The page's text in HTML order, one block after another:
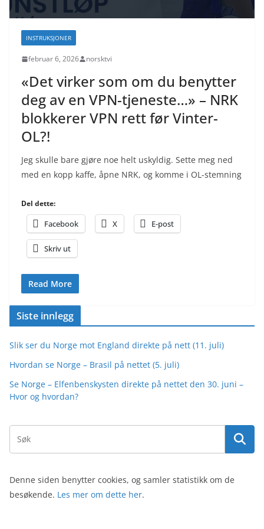
INSTRUKSJONER
februar 6, 2026 norsktvi
«Det virker som om du benytter
deg av en VPN-tjeneste…» – NRK
blokkerer VPN rett før Vinter-
OL?!
Jeg skulle bare gjøre noe helt uskyldig. Sette meg ned
med en kopp kaffe, åpne NRK, og komme i OL-stemning
Del dette:
Facebook X E-post
Skriv ut
Read More
Siste innlegg
Slik ser du Norge mot England direkte på nett (11. juli)
Hvordan se Norge – Brasil på nettet (5. juli)
Se Norge – Elfenbenskysten direkte på nettet den 30. juni –
Hvor og hvordan?
Denne siden benytter cookies, og samler statistikk om de
besøkende. Les mer om dette her.